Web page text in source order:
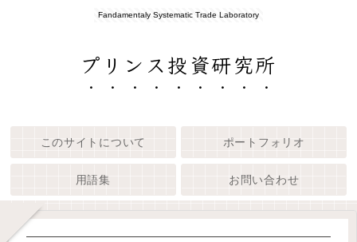
Fandamentaly Systematic Trade Laboratory
プリンス投資研究所
このサイトについて ポートフォリオ
用語集 お問い合わせ